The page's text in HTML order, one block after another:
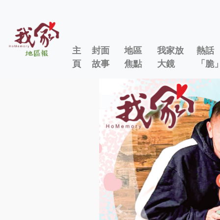
主
頁
封面
故事
地區
焦點
我家放
大鏡
熱話
「脆
Previous